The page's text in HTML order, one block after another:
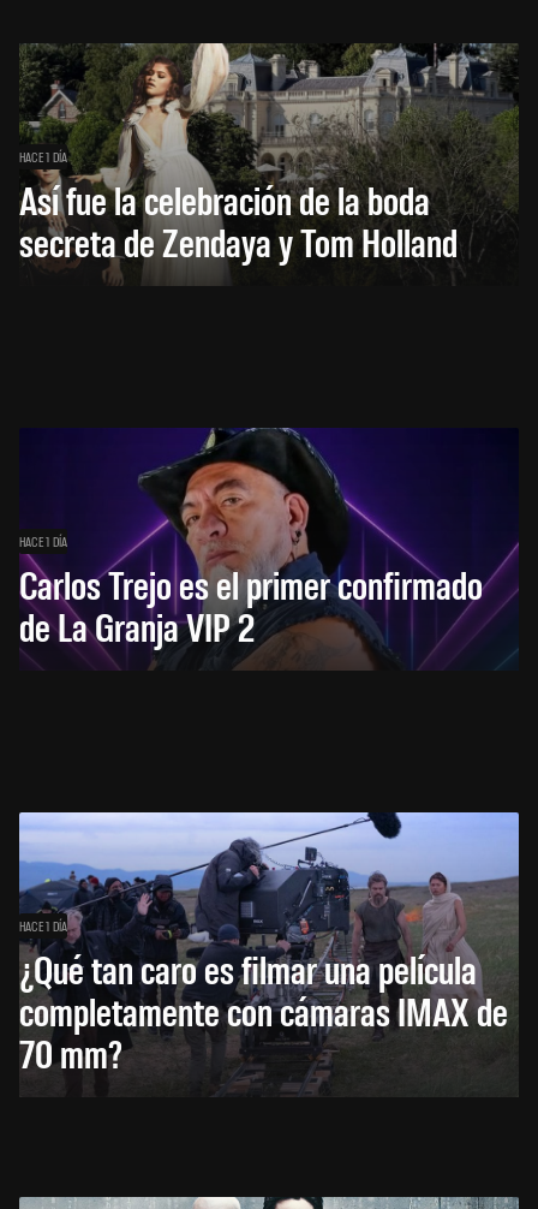
HACE 1 DÍA
Así fue la celebración de la boda
secreta de Zendaya y Tom Holland
HACE 1 DÍA
Carlos Trejo es el primer confirmado
de La Granja VIP 2
HACE 1 DÍA
¿Qué tan caro es filmar una película
completamente con cámaras IMAX de
70 mm?